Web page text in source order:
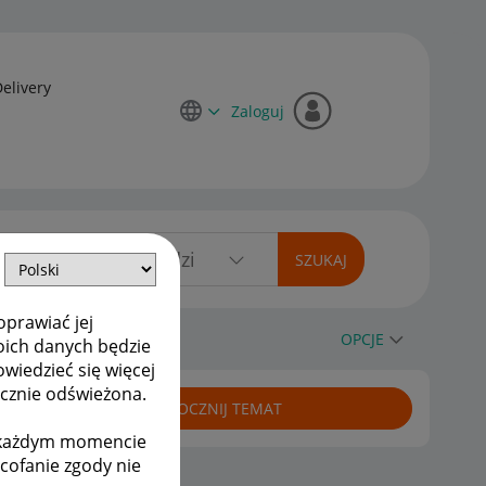
jej
danych będzie
się więcej
odświeżona.
momencie
zgody nie
Zaloguj
OPCJE
ROZPOCZNIJ TEMAT